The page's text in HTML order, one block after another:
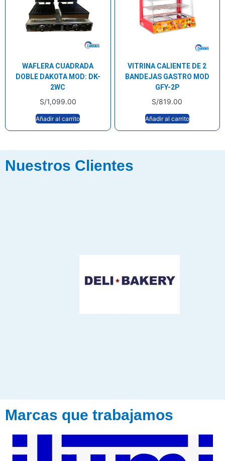
WAFLERA CUADRADA
DOBLE DAKOTA MOD: DK-
2WC
S/1,099.00
Añadir al carrito
VITRINA CALIENTE DE 2
BANDEJAS GASTRO MOD
GFY-2P
S/819.00
Añadir al carrito
Nuestros Clientes
Marcas que trabajamos